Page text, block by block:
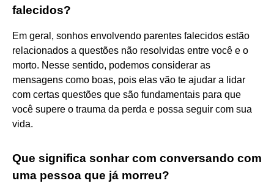
falecidos?
Em geral, sonhos envolvendo parentes falecidos estão
relacionados a questões não resolvidas entre você e o
morto. Nesse sentido, podemos considerar as
mensagens como boas, pois elas vão te ajudar a lidar
com certas questões que são fundamentais para que
você supere o trauma da perda e possa seguir com sua
vida.
Que significa sonhar com conversando com
uma pessoa que já morreu?